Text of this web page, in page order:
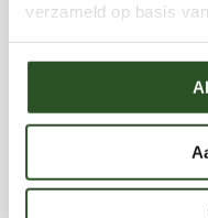
verzameld op basis
Reacties
Opinie